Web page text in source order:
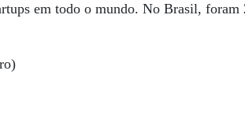
em todo o mundo. No Brasil, foram